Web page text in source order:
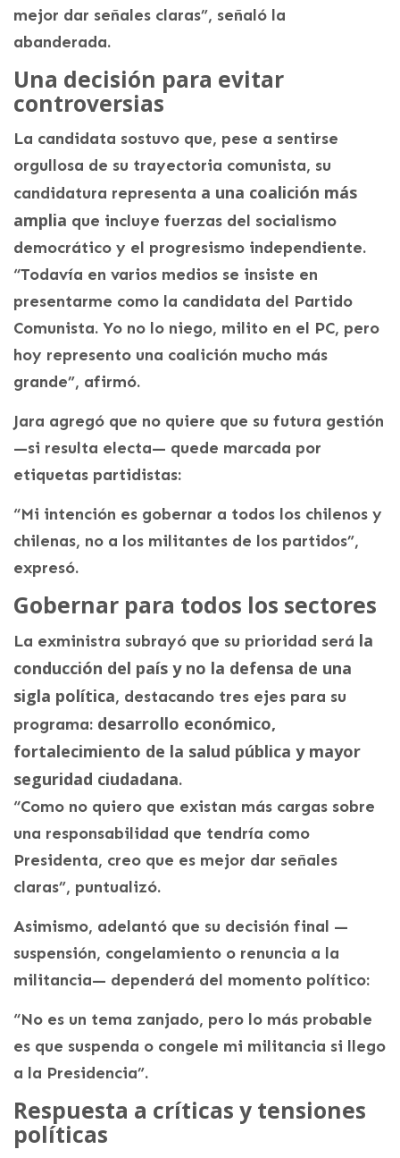
mejor dar señales claras”, señaló la
abanderada.
Una decisión para evitar
controversias
La candidata sostuvo que, pese a sentirse
orgullosa de su trayectoria comunista, su
candidatura representa a una coalición más
amplia que incluye fuerzas del socialismo
democrático y el progresismo independiente.
“Todavía en varios medios se insiste en
presentarme como la candidata del Partido
Comunista. Yo no lo niego, milito en el PC, pero
hoy represento una coalición mucho más
grande”, afirmó.
Jara agregó que no quiere que su futura gestión
—si resulta electa— quede marcada por
etiquetas partidistas:
“Mi intención es gobernar a todos los chilenos y
chilenas, no a los militantes de los partidos”,
expresó.
Gobernar para todos los sectores
La exministra subrayó que su prioridad será la
conducción del país y no la defensa de una
sigla política, destacando tres ejes para su
programa: desarrollo económico,
fortalecimiento de la salud pública y mayor
seguridad ciudadana.
“Como no quiero que existan más cargas sobre
una responsabilidad que tendría como
Presidenta, creo que es mejor dar señales
claras”, puntualizó.
Asimismo, adelantó que su decisión final —
suspensión, congelamiento o renuncia a la
militancia— dependerá del momento político:
“No es un tema zanjado, pero lo más probable
es que suspenda o congele mi militancia si llego
a la Presidencia”.
Respuesta a críticas y tensiones
políticas